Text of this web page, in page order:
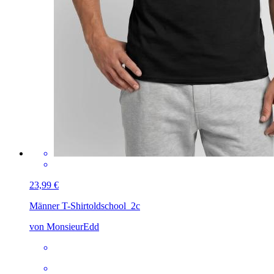
23,99 €
Männer T-Shirtoldschool_2c
von MonsieurEdd